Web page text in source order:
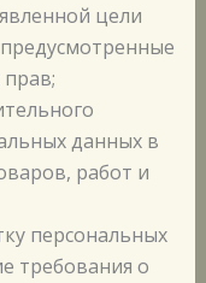
цели
данных в
работ и
персональных
требования о